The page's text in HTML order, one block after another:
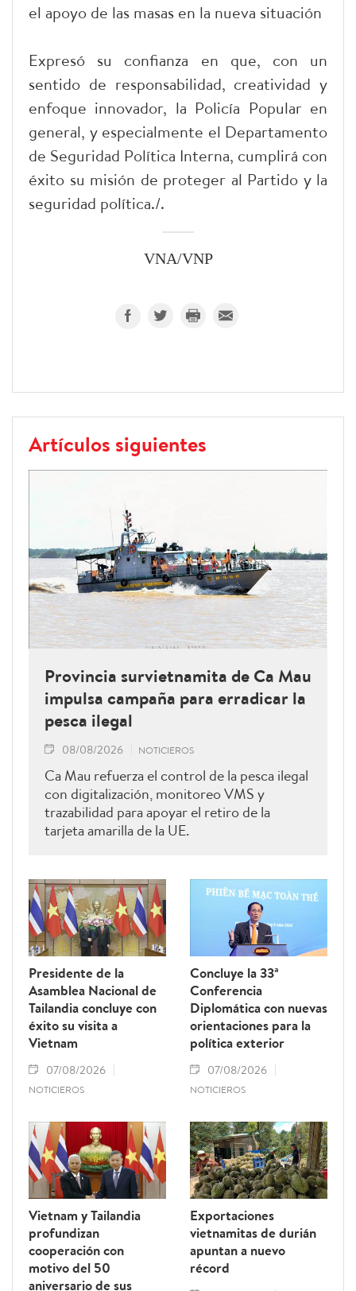
el apoyo de las masas en la nueva situación
Expresó su confianza en que, con un
sentido de responsabilidad, creatividad y
enfoque innovador, la Policía Popular en
general, y especialmente el Departamento
de Seguridad Política Interna, cumplirá con
éxito su misión de proteger al Partido y la
seguridad política./.
VNA/VNP
Artículos siguientes
Provincia survietnamita de Ca Mau
impulsa campaña para erradicar la
pesca ilegal
08/08/2026 NOTICIEROS
Ca Mau refuerza el control de la pesca ilegal
con digitalización, monitoreo VMS y
trazabilidad para apoyar el retiro de la
tarjeta amarilla de la UE.
Presidente de la
Asamblea Nacional de
Tailandia concluye con
éxito su visita a
Vietnam
07/08/2026
NOTICIEROS
Concluye la 33ª
Conferencia
Diplomática con nuevas
orientaciones para la
política exterior
07/08/2026
NOTICIEROS
Vietnam y Tailandia
profundizan
cooperación con
motivo del 50
aniversario de sus
Exportaciones
vietnamitas de durián
apuntan a nuevo
récord